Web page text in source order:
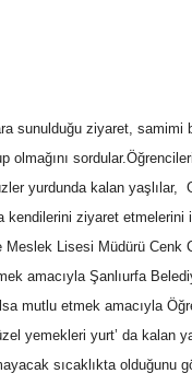
sunulduğu ziyaret, samimi
olmağını sordular.
yurdunda kalan yaşlılar,
kendilerini ziyaret etmelerini
Lisesi Müdürü Cenk
amacıyla Şanlıurfa
mutlu etmek amacıyla
yemekleri yurt’ da kalan
sıcaklıkta olduğunu